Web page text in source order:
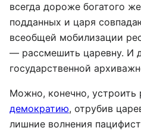
всегда дороже богатого
подданных и царя
всеобщей мобилизации
— рассмешить царевну. И
государственной
Можно, конечно,
демократию, отрубив
лишние волнения